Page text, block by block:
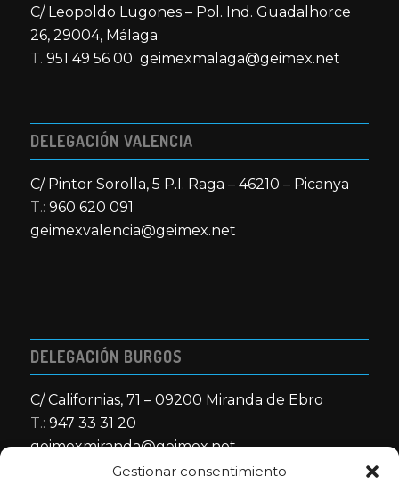
Gestionar consentimiento
C/ Leopoldo Lugones – Pol. Ind. Guadalhorce
26, 29004, Málaga
T. 951 49 56 00 geimexmalaga@geimex.net
DELEGACIÓN VALENCIA
C/ Pintor Sorolla, 5 P.I. Raga – 46210 – Picanya
T.: 960 620 091
geimexvalencia@geimex.net
DELEGACIÓN BURGOS
C/ Californias, 71 – 09200 Miranda de Ebro
T.: 947 33 31 20
geimexmiranda@geimex.net